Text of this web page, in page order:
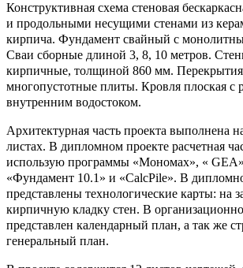
Конструктивная схема стеновая
и продольными несущими стенами из
кирпича. Фундамент свайный с
Сваи сборные длиной 3, 8, 10 метров.
кирпичные, толщиной 860 мм.
многопустотные плиты. Кровля плоская с
внутренним водостоком.
Архитектурная часть проекта выполнена
листах. В дипломном проекте расчетная
использую программы «Мономах», «
«Фундамент 10.1» и «CalcPile». В
представлены технологические карты: на
кирпичную кладку стен. В
представлен календарный план, а так же
генеральный план.